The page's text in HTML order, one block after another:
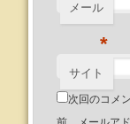
メール
*
サイト
次回のコメ